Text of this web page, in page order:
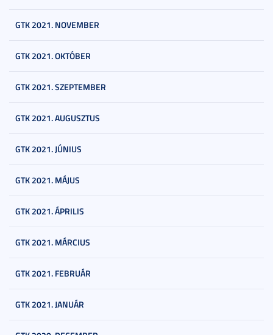
GTK 2021. NOVEMBER
GTK 2021. OKTÓBER
GTK 2021. SZEPTEMBER
GTK 2021. AUGUSZTUS
GTK 2021. JÚNIUS
GTK 2021. MÁJUS
GTK 2021. ÁPRILIS
GTK 2021. MÁRCIUS
GTK 2021. FEBRUÁR
GTK 2021. JANUÁR